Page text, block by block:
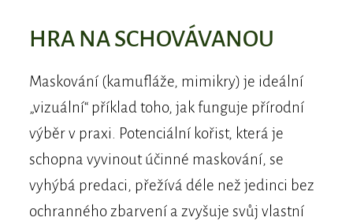
HRA NA SCHOVÁVANOU
Maskování (kamufláže, mimikry) je ideální
„vizuální“ příklad toho, jak funguje přírodní
výběr v praxi. Potenciální kořist, která je
schopna vyvinout účinné maskování, se
vyhýbá predaci, přežívá déle než jedinci bez
ochranného zbarvení a zvyšuje svůj vlastní